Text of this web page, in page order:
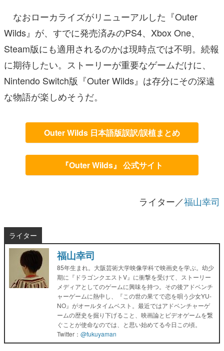
なおローカライズがリニューアルした『Outer
Wilds』が、すでに発売済みのPS4、Xbox One、
Steam版にも適用されるのかは現時点では不明。続報
に期待したい。ストーリーが重要なゲームだけに、
Nintendo Switch版『Outer Wilds』は存分にその深遠
な物語が楽しめそうだ。
Outer Wilds 日本語版誤訳/誤植まとめ
『Outer Wilds』 公式サイト
ライター／福山幸司
ライター
福山幸司
85年生まれ。大阪芸術大学映像学科で映画史を学ぶ。幼少
期に『ドラゴンクエストV』に衝撃を受けて、ストーリー
メディアとしてのゲームに興味を持つ。その後アドベンチ
ャーゲームに熱中し、『この世の果てで恋を唄う少女YU-
NO』がオールタイムベスト。最近ではアドベンチャーゲ
ームの歴史を掘り下げること、映画論とビデオゲームを繋
ぐことが使命なのでは、と思い始めてる今日この頃。
Twitter： @fukuyaman